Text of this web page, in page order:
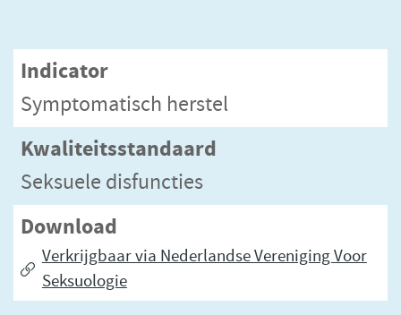
Indicator
Symptomatisch herstel
Kwaliteitsstandaard
Seksuele disfuncties
Download
Verkrijgbaar via Nederlandse Vereniging Voor
Seksuologie